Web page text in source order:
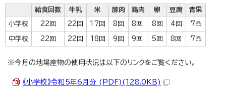
給食回数 牛乳 米 豚肉 鶏肉 卵 豆腐 青果
小学校 22回 22回 17回 8回 8回 8回 4回 7品
中学校 22回 22回 18回 9回 9回 5回 8回 7品
※今月の地場産物の使用状況は以下のリンクをご覧ください。
《小学校》令和5年6月分 (PDF)(128.0KB)